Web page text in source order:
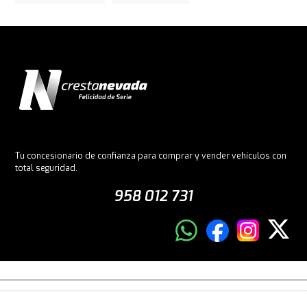
Tu concesionario de confianza para comprar y vender vehículos con
total seguridad.
958 012 731